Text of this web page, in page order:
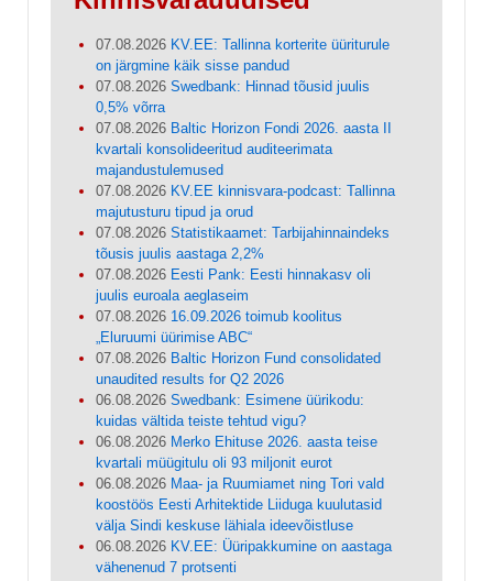
07.08.2026 KV.EE: Tallinna korterite üüriturule
on järgmine käik sisse pandud
07.08.2026 Swedbank: Hinnad tõusid juulis
0,5% võrra
07.08.2026 Baltic Horizon Fondi 2026. aasta II
kvartali konsolideeritud auditeerimata
majandustulemused
07.08.2026 KV.EE kinnisvara-podcast: Tallinna
majutusturu tipud ja orud
07.08.2026 Statistikaamet: Tarbijahinnaindeks
tõusis juulis aastaga 2,2%
07.08.2026 Eesti Pank: Eesti hinnakasv oli
juulis euroala aeglaseim
07.08.2026 16.09.2026 toimub koolitus
„Eluruumi üürimise ABC“
07.08.2026 Baltic Horizon Fund consolidated
unaudited results for Q2 2026
06.08.2026 Swedbank: Esimene üürikodu:
kuidas vältida teiste tehtud vigu?
06.08.2026 Merko Ehituse 2026. aasta teise
kvartali müügitulu oli 93 miljonit eurot
06.08.2026 Maa- ja Ruumiamet ning Tori vald
koostöös Eesti Arhitektide Liiduga kuulutasid
välja Sindi keskuse lähiala ideevõistluse
06.08.2026 KV.EE: Üüripakkumine on aastaga
vähenenud 7 protsenti